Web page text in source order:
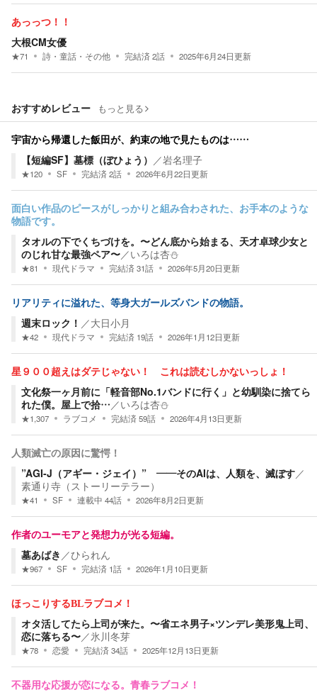
あっっつ！！
大根CM女優
★71 詩・童話・その他 完結済2話 2025年6月24日更新
おすすめレビュー もっと見る
宇宙から帰還した飯田が、約束の地で見たものは……
【短編SF】墓標（ぼひょう） ／岩名理子
★120 SF 完結済2話 2026年6月22日更新
面白い作品のピースがしっかりと組み合わされた、お手本のような
物語です。
タオルの下でくちづけを。〜どん底から始まる、天才卓球少女と
のじれ甘な最強ペア〜／いろは杏⛄️
★81 現代ドラマ 完結済31話 2026年5月20日更新
リアリティに溢れた、等身大ガールズバンドの物語。
週末ロック！ ／大日小月
★42 現代ドラマ 完結済 19話 2026年1月12日更新
星９００超えはダテじゃない！ これは読むしかないっしょ！
文化祭一ヶ月前に「軽音部No.1バンドに行く」と幼馴染に捨てら
れた僕。屋上で拾…／いろは杏⛄️
★1,307 ラブコメ 完結済59話 2026年4月13日更新
人類滅亡の原因に驚愕！
”AGI-J（アギー・ジェイ）” ――そのAIは、人類を、滅ぼす／
素通り寺（ストーリーテラー）
★41 SF 連載中 44話 2026年8月2日更新
作者のユーモアと発想力が光る短編。
墓あばき ／ひられん
★967 SF 完結済 1話 2026年1月10日更新
ほっこりするBLラブコメ！
オタ活してたら上司が来た。〜省エネ男子×ツンデレ美形鬼上司、
恋に落ちる〜／氷川冬芽
★78 恋愛 完結済34話 2025年12月13日更新
不器用な応援が恋になる。青春ラブコメ！